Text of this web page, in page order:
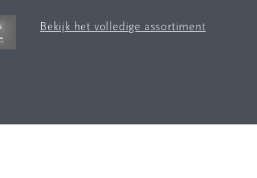
Bekijk het volledige assortiment